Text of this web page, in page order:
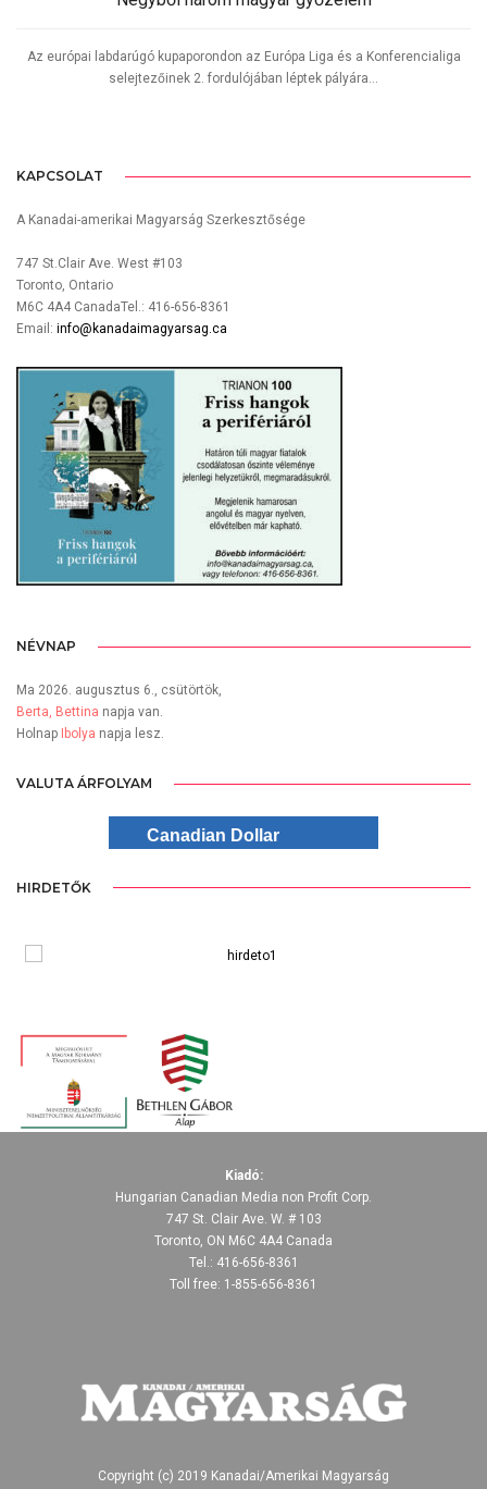
Az európai labdarúgó kupaporondon az Európa Liga és a Konferencialiga
selejtezőinek 2. fordulójában léptek pályára...
KAPCSOLAT
A Kanadai-amerikai Magyarság Szerkesztősége
747 St.Clair Ave. West #103
Toronto, Ontario
M6C 4A4 CanadaTel.: 416-656-8361
Email: info@kanadaimagyarsag.ca
NÉVNAP
Ma 2026. augusztus 6., csütörtök,
Berta, Bettina napja van.
Holnap Ibolya napja lesz.
VALUTA ÁRFOLYAM
Canadian Dollar
HIRDETŐK
Kiadó:
Hungarian Canadian Media non Profit Corp.
747 St. Clair Ave. W. # 103
Toronto, ON M6C 4A4 Canada
Tel.: 416-656-8361
Toll free: 1-855-656-8361
Copyright (c) 2019 Kanadai/Amerikai Magyarság